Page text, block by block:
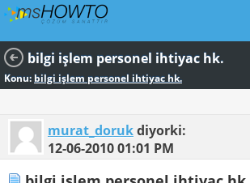
bilgi işlem personel ihtiyac hk.
Konu: bilgi işlem personel ihtiyac hk.
murat_dorukdiyorki:
12-06-201001:01 PM